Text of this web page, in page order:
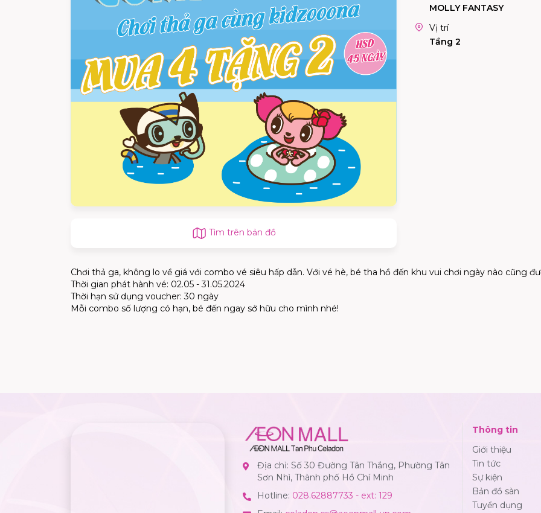
Tìm trên bản đồ
MOLLY FANTASY
Vị trí
Tầng 2
Chơi thả ga, không lo về giá với combo vé siêu hấp dẫn. Với vé hè, bé tha hồ đến khu vui chơi ngày nào cũng
Thời gian phát hành vé: 02.05 - 31.05.2024
Thời hạn sử dụng voucher: 30 ngày
Mỗi combo số lượng có hạn, bé đến ngay sở hữu cho mình nhé!
Địa chỉ: Số 30 Đường Tân Thắng, Phường Tân
Sơn Nhì, Thành phố Hồ Chí Minh
Hotline: 028.62887733 - ext: 129
Thông tin
Giới thiệu
Tin tức
Sự kiện
Bản đồ sàn
Tuyển dụng